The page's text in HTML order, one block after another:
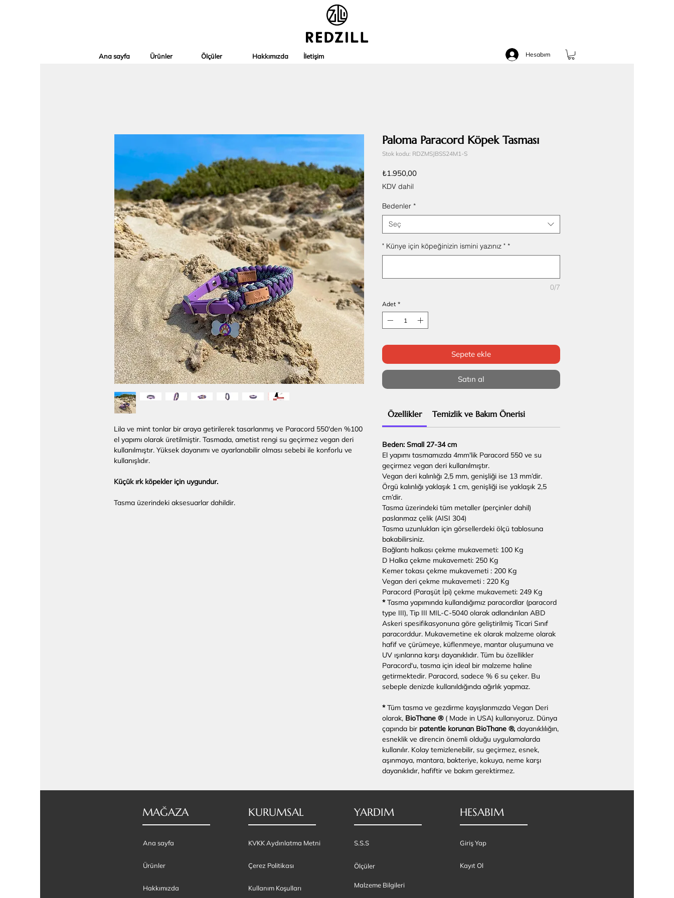
Ana sayfa Ürünler Ölçüler Hakkımızda İletişim Hesabım
Lila ve mint tonlar bir araya getirilerek tasarlanmış ve Paracord 550'den %100
el yapımı olarak üretilmiştir. Tasmada, ametist rengi su geçirmez vegan deri
kullanılmıştır. Yüksek dayanımı ve ayarlanabilir olması sebebi ile konforlu ve
kullanışlıdır.
Küçük ırk köpekler için uygundur.
Tasma üzerindeki aksesuarlar dahildir.
Paloma Paracord Köpek Tasması
Stok kodu: RDZMSJBSS24M1-S
₺1.950,00Fiyat
KDV dahil
Bedenler *
Seç
" Künye için köpeğinizin ismini yazınız " *
0/7
Adet *
Sepete ekle
Satın al
Özellikler Temizlik ve Bakım Önerisi
Beden: Small 27-34 cm
El yapımı tasmamızda 4mm'lik Paracord 550 ve su
geçirmez vegan deri kullanılmıştır.
Vegan deri kalınlığı 2,5 mm, genişliği ise 13 mm’dir.
Örgü kalınlığı yaklaşık 1 cm, genişliği ise yaklaşık 2,5
cm’dir.
Tasma üzerindeki tüm metaller (perçinler dahil)
paslanmaz çelik (AISI 304)
Tasma uzunlukları için görsellerdeki ölçü tablosuna
bakabilirsiniz.
Bağlantı halkası çekme mukavemeti: 100 Kg
D Halka çekme mukavemeti: 250 Kg
Kemer tokası çekme mukavemeti : 200 Kg
Vegan deri çekme mukavemeti : 220 Kg
Paracord (Paraşüt İpi) çekme mukavemeti: 249 Kg
*Tasma yapımında kullandığımız paracordlar (paracord
type III), Tip III MIL-C-5040 olarak adlandırılan ABD
Askeri spesifikasyonuna göre geliştirilmiş Ticari Sınıf
paracorddur. Mukavemetine ek olarak malzeme olarak
hafif ve çürümeye, küflenmeye, mantar oluşumuna ve
UV ışınlarına karşı dayanıklıdır. Tüm bu özellikler
Paracord'u, tasma için ideal bir malzeme haline
getirmektedir. Paracord, sadece % 6 su çeker. Bu
sebeple denizde kullanıldığında ağırlık yapmaz.
*Tüm tasma ve gezdirme kayışlarımızda Vegan Deri
olarak, BioThane ®( Made in USA) kullanıyoruz. Dünya
çapında bir patentle korunan BioThane ®, dayanıklılığın,
esneklik ve direncin önemli olduğu uygulamalarda
kullanılır. Kolay temizlenebilir, su geçirmez, esnek,
aşınmaya, mantara, bakteriye, kokuya, neme karşı
dayanıklıdır, hafiftir ve bakım gerektirmez.
MAĞAZA
Ana sayfa
Ürünler
Hakkımızda
KURUMSAL
KVKK Aydınlatma Metni
Çerez Politikası
Kullanım Koşulları
YARDIM
S.S.S
Ölçüler
HESABIM
Giriş Yap
Kayıt Ol
Malzeme Bilgileri